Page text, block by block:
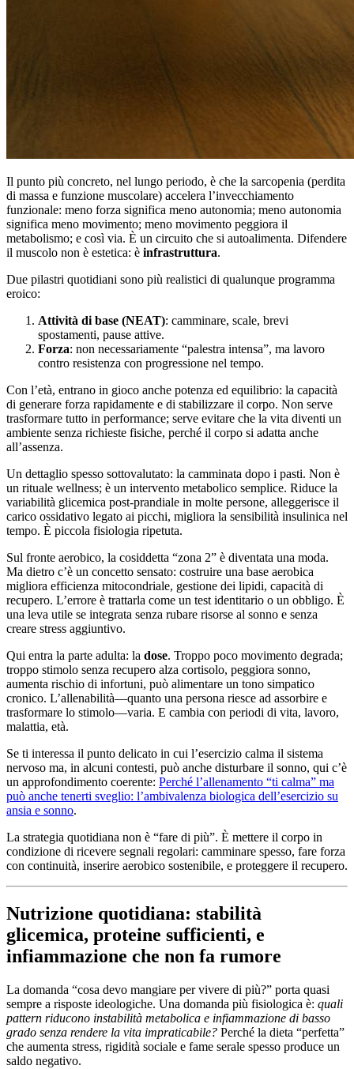
Il punto più concreto, nel lungo periodo, è che la sarcopenia (perdita
di massa e funzione muscolare) accelera l’invecchiamento
funzionale: meno forza significa meno autonomia; meno autonomia
significa meno movimento; meno movimento peggiora il
metabolismo; e così via. È un circuito che si autoalimenta. Difendere
il muscolo non è estetica: è infrastruttura.
Due pilastri quotidiani sono più realistici di qualunque programma
eroico:
Attività di base (NEAT): camminare, scale, brevi
spostamenti, pause attive.
Forza: non necessariamente “palestra intensa”, ma lavoro
contro resistenza con progressione nel tempo.
Con l’età, entrano in gioco anche potenza ed equilibrio: la capacità
di generare forza rapidamente e di stabilizzare il corpo. Non serve
trasformare tutto in performance; serve evitare che la vita diventi un
ambiente senza richieste fisiche, perché il corpo si adatta anche
all’assenza.
Un dettaglio spesso sottovalutato: la camminata dopo i pasti. Non è
un rituale wellness; è un intervento metabolico semplice. Riduce la
variabilità glicemica post-prandiale in molte persone, alleggerisce il
carico ossidativo legato ai picchi, migliora la sensibilità insulinica nel
tempo. È piccola fisiologia ripetuta.
Sul fronte aerobico, la cosiddetta “zona 2” è diventata una moda.
Ma dietro c’è un concetto sensato: costruire una base aerobica
migliora efficienza mitocondriale, gestione dei lipidi, capacità di
recupero. L’errore è trattarla come un test identitario o un obbligo. È
una leva utile se integrata senza rubare risorse al sonno e senza
creare stress aggiuntivo.
Qui entra la parte adulta: la dose. Troppo poco movimento degrada;
troppo stimolo senza recupero alza cortisolo, peggiora sonno,
aumenta rischio di infortuni, può alimentare un tono simpatico
cronico. L’allenabilità—quanto una persona riesce ad assorbire e
trasformare lo stimolo—varia. E cambia con periodi di vita, lavoro,
malattia, età.
Se ti interessa il punto delicato in cui l’esercizio calma il sistema
nervoso ma, in alcuni contesti, può anche disturbare il sonno, qui c’è
un approfondimento coerente: Perché l’allenamento “ti calma” ma
può anche tenerti sveglio: l’ambivalenza biologica dell’esercizio su
ansia e sonno.
La strategia quotidiana non è “fare di più”. È mettere il corpo in
condizione di ricevere segnali regolari: camminare spesso, fare forza
con continuità, inserire aerobico sostenibile, e proteggere il recupero.
Nutrizione quotidiana: stabilità
glicemica, proteine sufficienti, e
infiammazione che non fa rumore
La domanda “cosa devo mangiare per vivere di più?” porta quasi
sempre a risposte ideologiche. Una domanda più fisiologica è: quali
pattern riducono instabilità metabolica e infiammazione di basso
grado senza rendere la vita impraticabile? Perché la dieta “perfetta”
che aumenta stress, rigidità sociale e fame serale spesso produce un
saldo negativo.